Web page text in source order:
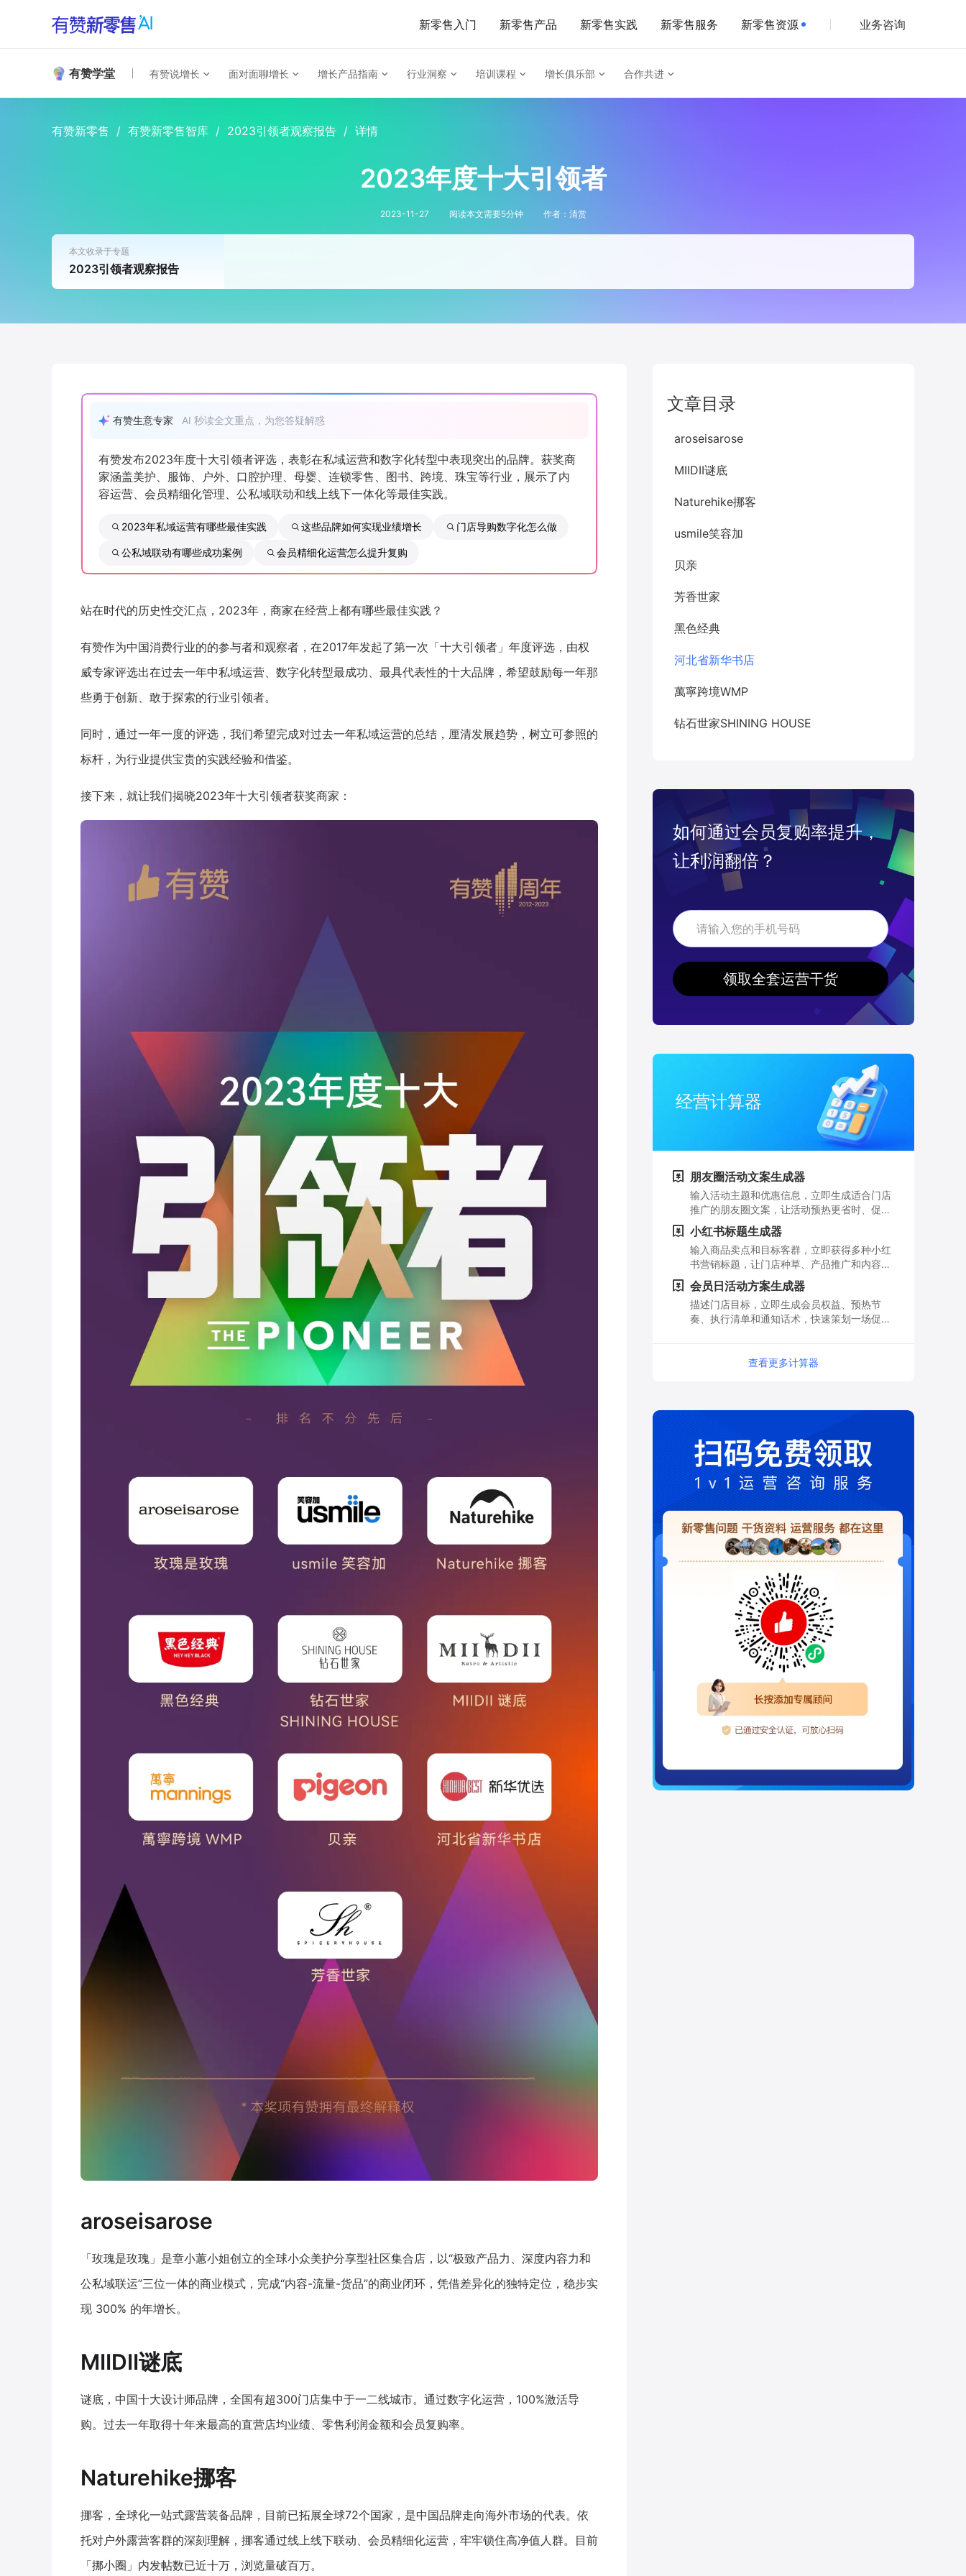
新零售入门 新零售产品 新零售实践 新零售服务 新零售资源 业务咨询
有赞学堂 有赞说增长 面对面聊增长 增长产品指南 行业洞察 培训课程 增长俱乐部 合作共进
有赞新零售 / 有赞新零售智库 / 2023引领者观察报告 / 详情
2023年度十大引领者
2023-11-27 阅读本文需要5分钟 作者： 清赏
本文收录于专题
2023引领者观察报告
有赞生意专家 AI 秒读全文重点，为您答疑解惑
有赞发布2023年度十大引领者评选，表彰在私域运营和数字化转型中表现突出的品牌。获奖商
家涵盖美护、服饰、户外、口腔护理、母婴、连锁零售、图书、跨境、珠宝等行业，展示了内
容运营、会员精细化管理、公私域联动和线上线下一体化等最佳实践。
2023年私域运营有哪些最佳实践 这些品牌如何实现业绩增长 门店导购数字化怎么做
公私域联动有哪些成功案例 会员精细化运营怎么提升复购
站在时代的历史性交汇点，2023年，商家在经营上都有哪些最佳实践？
有赞作为中国消费行业的的参与者和观察者，在2017年发起了第一次「十大引领者」年度评选，由权
威专家评选出在过去一年中私域运营、数字化转型最成功、最具代表性的十大品牌，希望鼓励每一年那
些勇于创新、敢于探索的行业引领者。
同时，通过一年一度的评选，我们希望完成对过去一年私域运营的总结，厘清发展趋势，树立可参照的
标杆，为行业提供宝贵的实践经验和借鉴。
接下来，就让我们揭晓2023年十大引领者获奖商家：
aroseisarose
「玫瑰是玫瑰」是章小蕙小姐创立的全球小众美护分享型社区集合店，以“极致产品力、深度内容力和
公私域联运”三位一体的商业模式，完成“内容-流量-货品”的商业闭环，凭借差异化的独特定位，稳步实
现 300% 的年增长。
MIIDII谜底
谜底，中国十大设计师品牌，全国有超300门店集中于一二线城市。通过数字化运营，100%激活导
购。过去一年取得十年来最高的直营店均业绩、零售利润金额和会员复购率。
Naturehike挪客
挪客，全球化一站式露营装备品牌，目前已拓展全球72个国家，是中国品牌走向海外市场的代表。依
托对户外露营客群的深刻理解，挪客通过线上线下联动、会员精细化运营，牢牢锁住高净值人群。目前
「挪小圈」内发帖数已近十万，浏览量破百万。
文章目录
aroseisarose
MIIDII谜底
Naturehike挪客
usmile笑容加
贝亲
芳香世家
黑色经典
河北省新华书店
萬寧跨境WMP
钻石世家SHINING HOUSE
如何通过会员复购率提升，
让利润翻倍？
领取全套运营干货
经营计算器
朋友圈活动文案生成器
输入活动主题和优惠信息，立即生成适合门店
推广的朋友圈文案，让活动预热更省时、促销
信息更有吸引力。
小红书标题生成器
输入商品卖点和目标客群，立即获得多种小红
书营销标题，让门店种草、产品推广和内容获
客更轻松。
会员日活动方案生成器
描述门店目标，立即生成会员权益、预热节
奏、执行清单和通知话术，快速策划一场促进
查看更多计算器